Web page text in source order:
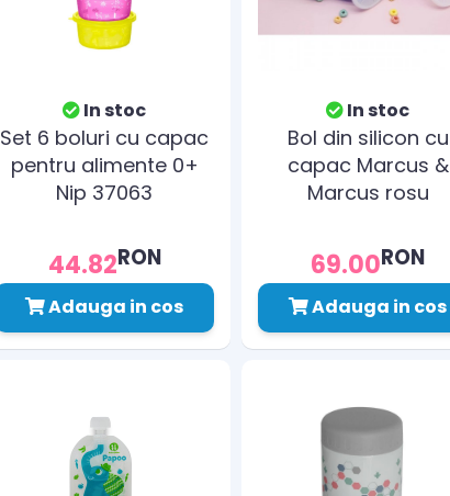
In stoc
Set 6 boluri cu capac
pentru alimente 0+
Nip 37063
44.82RON
Adauga in cos
In stoc
Bol din silicon cu
capac Marcus &
Marcus rosu
69.00RON
Adauga in cos